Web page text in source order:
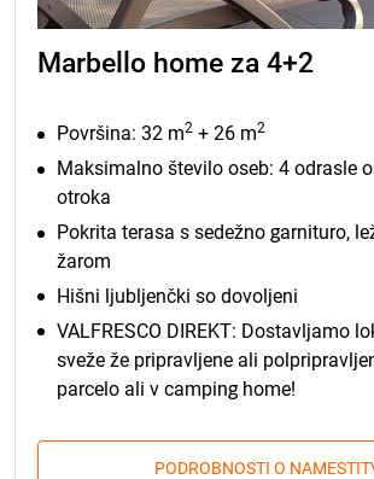
Marbello home za 4+2
Površina: 32 m2 + 26 m2
Maksimalno število oseb: 4 odrasle
otroka
Pokrita terasa s sedežno garnituro,
žarom
Hišni ljubljenčki so dovoljeni
VALFRESCO DIREKT: Dostavljamo
sveže že pripravljene ali
parcelo ali v camping home!
PODROBNOSTI O